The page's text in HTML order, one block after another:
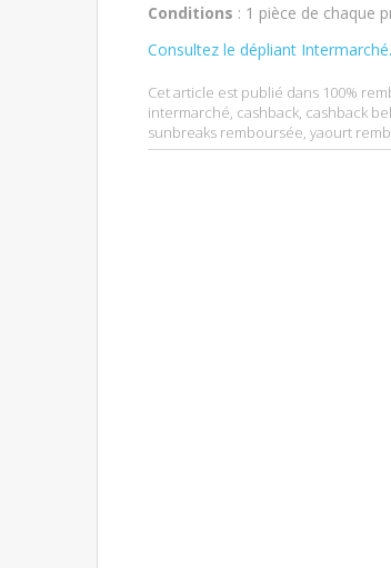
Conditions : 1 pièce de chaque
Consultez le dépliant Intermarché.
Cet article est publié dans 100%
intermarché, cashback, cashback
sunbreaks remboursée, yaourt